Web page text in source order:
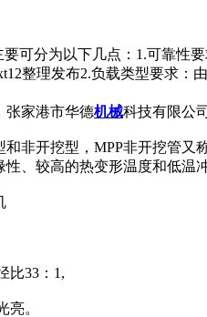
可分为以下几点：1.可靠性
整理发布2.负载类型要求
张家港市华德机械科技有限公
和非开挖型，MPP非开挖管又
性、较高的热变形温度和低温
比33：1,
亮。